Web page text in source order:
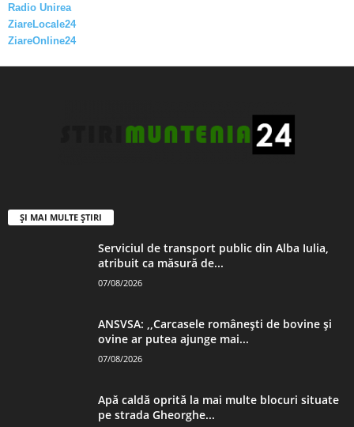
Radio Unirea
ZiareLocale24
ZiareOnline24
ȘI MAI MULTE ȘTIRI
Serviciul de transport public din Alba Iulia,
atribuit ca măsură de...
07/08/2026
ANSVSA: ,,Carcasele românești de bovine și
ovine ar putea ajunge mai...
07/08/2026
Apă caldă oprită la mai multe blocuri situate
pe strada Gheorghe...